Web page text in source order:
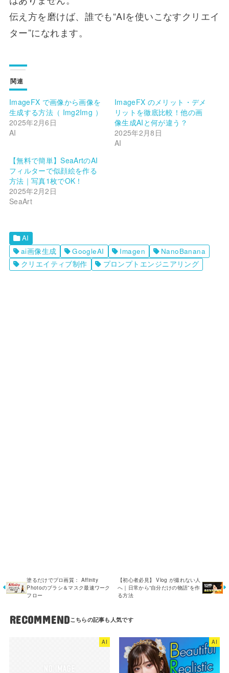
伝え方を磨けば、誰でも“AIを使いこなすクリエイ
ター”になれます。
関連
ImageFX で画像から画像を
生成する方法（ Img2Img ）
2025年2月6日
AI
ImageFX のメリット・デメ
リットを徹底比較！他の画
像生成AIと何が違う？
2025年2月8日
AI
【無料で簡単】SeaArtのAI
フィルターで似顔絵を作る
方法｜写真1枚でOK！
2025年2月2日
SeaArt
AI
ai画像生成
GoogleAI Imagen
NanoBanana
クリエイティブ制作
プロンプトエンジニアリング
塗るだけでプロ画質： Affinity
Photoのブラシ＆マスク最速ワーク
フロー
【初心者必見】 Vlog が撮れない人
へ｜日常から“自分だけの物語”を作
る方法
RECOMMEND
AI AI